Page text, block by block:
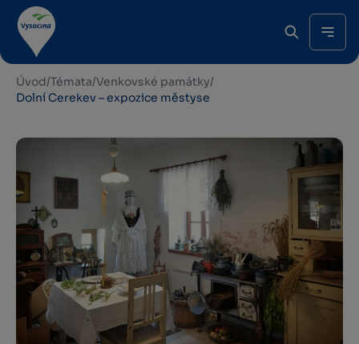
Úvod/Témata/Venkovské památky/
Dolní Cerekev – expozice městyse